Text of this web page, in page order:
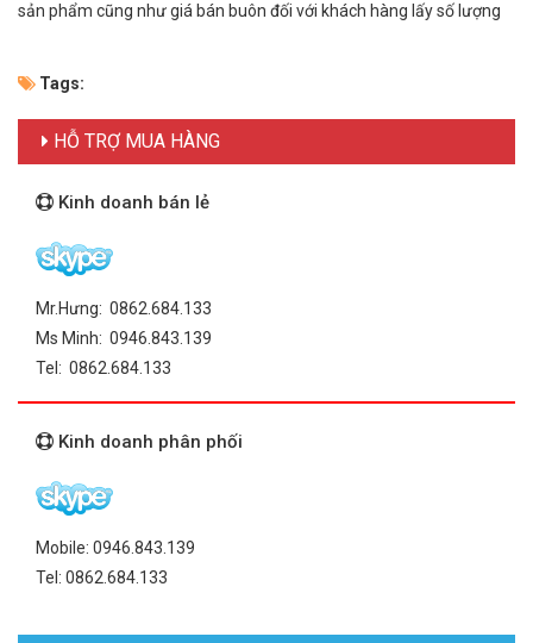
sản phẩm cũng như giá bán buôn đối với khách hàng lấy số lượng
Tags:
HỖ TRỢ MUA HÀNG
Kinh doanh bán lẻ
Mr.Hưng: 0862.684.133
Ms Minh: 0946.843.139
Tel: 0862.684.133
Kinh doanh phân phối
Mobile: 0946.843.139
Tel: 0862.684.133